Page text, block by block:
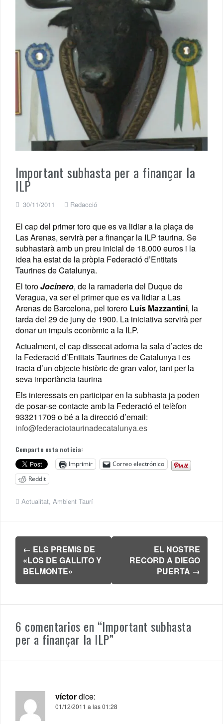
Important subhasta per a finançar la
ILP
30/11/2011 Redacció
El cap del primer toro que es va lidiar a la plaça de
Las Arenas, servirà per a finançar la ILP taurina. Se
subhastarà amb un preu inicial de 18.000 euros i la
idea ha estat de la pròpia Federació d’Entitats
Taurines de Catalunya.
El toroJocinero, de la ramaderia del Duque de
Veragua, va ser el primer que es va lidiar a Las
Arenas de Barcelona, pel torero Luís Mazzantini, la
tarda del 29 de juny de 1900. La iniciativa servirà per
donar un impuls econòmic a la ILP.
Actualment, el cap dissecat adorna la sala d’actes de
la Federació d’Entitats Taurines de Catalunya i es
tracta d’un objecte històric de gran valor, tant per la
seva importància taurina
Els interessats en participar en la subhasta ja poden
de posar-se contacte amb la Federació el telèfon
933211709 o bé a la direcció d’email:
info@federaciotaurinadecatalunya.es
Comparte esta noticia:
Imprimir
Correo electrónico
Reddit
Actualitat, Ambient Taurí
Navegación
de
entradas
← ELS PREMIS DE
«LOS DE GALLITO Y
BELMONTE»
EL NOSTRE
RECORD A DIEGO
PUERTA →
6 comentarios en “Important subhasta
per a finançar la ILP”
víctordice:
01/12/2011 a las 01:28